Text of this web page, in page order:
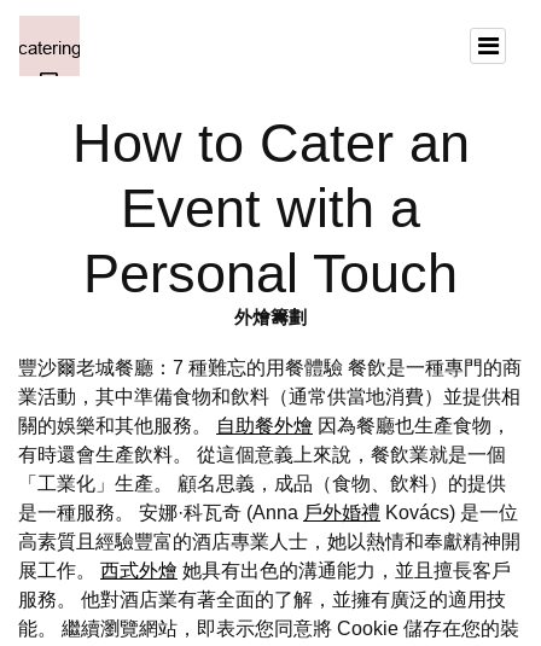
How to Cater an
Event with a
Personal Touch
外燴籌劃
豐沙爾老城餐廳：7 種難忘的用餐體驗 餐飲是一種專門的商
業活動，其中準備食物和飲料（通常供當地消費）並提供相
關的娛樂和其他服務。
自助餐外燴 因為餐廳也生產食物，
有時還會生產飲料。 從這個意義上來說，餐飲業就是一個
「工業化」生產。 顧名思義，成品（食物、飲料）的提供
是一種服務。 安娜·科瓦奇 (Anna 戶外婚禮 Kovács) 是一位
高素質且經驗豐富的酒店專業人士，她以熱情和奉獻精神開
展工作。 西式外燴 她具有出色的溝通能力，並且擅長客戶
服務。 他對酒店業有著全面的了解，並擁有廣泛的適用技
能。 繼續瀏覽網站，即表示您同意將 Cookie 儲存在您的裝